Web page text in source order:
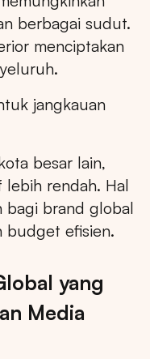
berbagai sudut.
menciptakan
jangkauan
besar lain,
lebih rendah. Hal
bagi brand global
budget efisien.
yang
Media